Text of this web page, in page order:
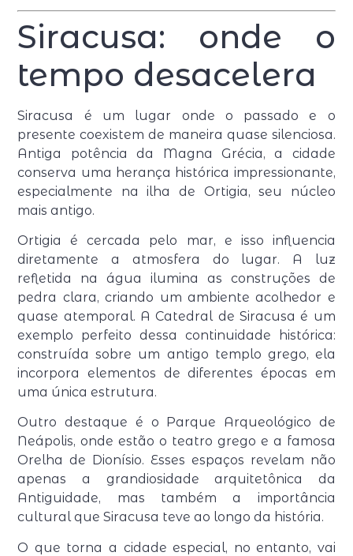
Siracusa: onde o
tempo desacelera
Siracusa
é um lugar onde o passado e o
presente coexistem de maneira quase silenciosa.
Antiga potência da Magna Grécia, a cidade
conserva uma herança histórica impressionante,
especialmente na ilha de Ortigia, seu núcleo
mais antigo.
Ortigia é cercada pelo mar, e isso influencia
diretamente a atmosfera do lugar. A luz
refletida na água ilumina as construções de
pedra clara, criando um ambiente acolhedor e
quase atemporal. ACatedral de Siracusa é um
exemplo perfeito dessa continuidade histórica:
construída sobre um antigo templo grego, ela
incorpora elementos de diferentes épocas em
uma única estrutura.
Outro destaque é o
Parque Arqueológico de
Neápolis, onde estão o teatro grego e a famosa
Orelha de Dionísio. Esses espaços revelam não
apenas a grandiosidade arquitetônica da
Antiguidade, mas também a importância
cultural que Siracusa teve ao longo da história.
O que torna a cidade especial, no entanto, vai